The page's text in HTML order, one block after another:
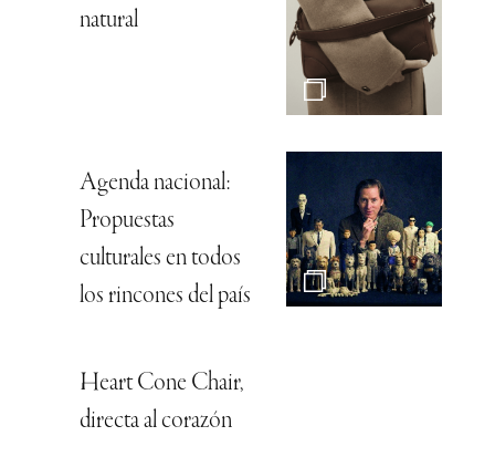
natural
Agenda nacional:
Propuestas
culturales en todos
los rincones del país
Heart Cone Chair,
directa al corazón